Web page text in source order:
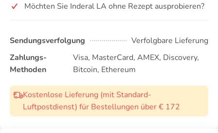
Möchten Sie Inderal LA ohne Rezept ausprobieren?
Sendungsverfolgung
Verfolgbare Lieferung
Zahlungs-
Methoden
Visa, MasterCard, AMEX, Discovery,
Bitcoin, Ethereum
Kostenlose Lieferung (mit Standard-
Luftpostdienst) für Bestellungen über € 172